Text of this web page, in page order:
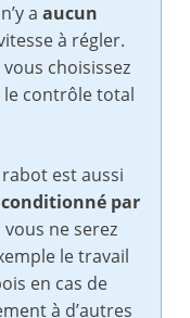
a aucun
à régler.
choisissez
le contrôle total
est aussi
conditionné par
vous ne serez
le travail
en cas de
à d’autres